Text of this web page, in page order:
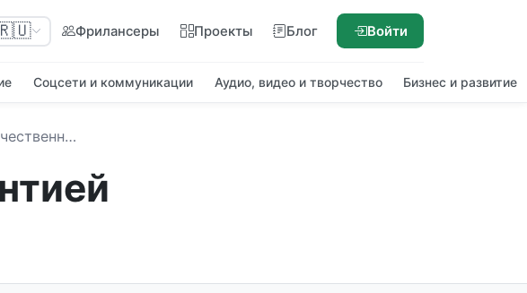
Фрилансеры Проекты Блог Войти
Соцсети и коммуникации Аудио, видео и творчество Бизнес и развитие
оригинальности